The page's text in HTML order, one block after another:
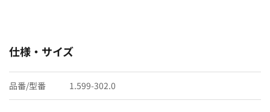
仕様・サイズ
品番/型番 1.599-302.0